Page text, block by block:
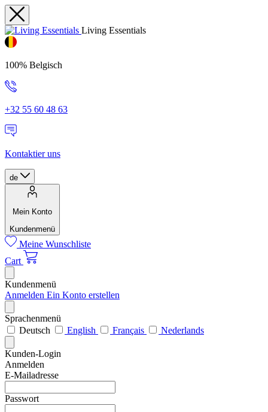
Living Essentials
100% Belgisch
+32 55 60 48 63
Kontaktier uns
de
Mein Konto
Kundenmenü
Meine Wunschliste
Cart
Kundenmenü
Anmelden Ein Konto erstellen
Sprachenmenü
Deutsch
English Français Nederlands
Kunden-Login
Anmelden
E-Mailadresse
Passwort